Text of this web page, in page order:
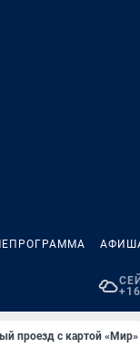
проезд с картой «Мир»